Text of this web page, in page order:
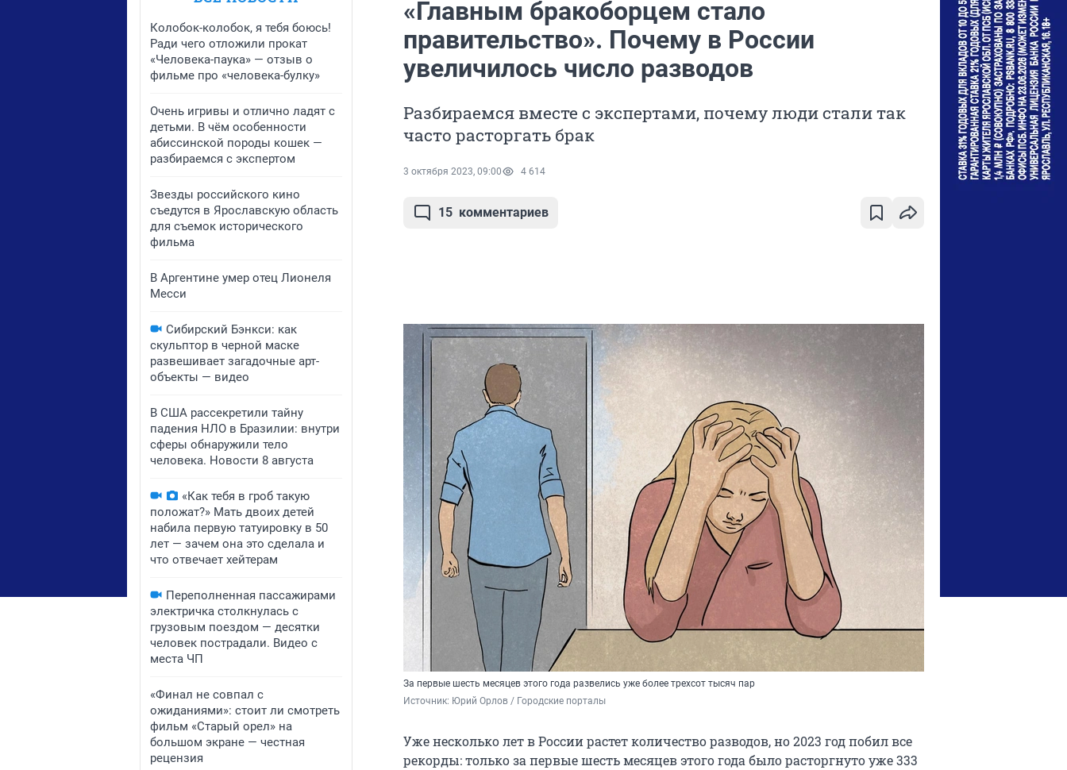
Колобок-колобок, я тебя боюсь!
Ради чего отложили прокат
«Человека-паука» — отзыв о
фильме про «человека-булку»
Очень игривы и отлично ладят с
детьми. В чём особенности
абиссинской породы кошек —
разбираемся с экспертом
Звезды российского кино
съедутся в Ярославскую область
для съемок исторического
фильма
В Аргентине умер отец Лионеля
Месси
Сибирский Бэнкси: как
скульптор в черной маске
развешивает загадочные арт-
объекты — видео
В США рассекретили тайну
падения НЛО в Бразилии: внутри
сферы обнаружили тело
человека. Новости 8 августа
«Как тебя в гроб такую
положат?» Мать двоих детей
набила первую татуировку в 50
лет — зачем она это сделала и
что отвечает хейтерам
Переполненная пассажирами
электричка столкнулась с
грузовым поездом — десятки
человек пострадали. Видео с
места ЧП
«Финал не совпал с
ожиданиями»: стоит ли смотреть
фильм «Старый орел» на
большом экране — честная
рецензия
«Главным бракоборцем стало
правительство». Почему в России
увеличилось число разводов
Разбираемся вместе с экспертами, почему люди стали так
часто расторгать брак
3 октября 2023, 09:00 4 614
15 комментариев
За первые шесть месяцев этого года развелись уже более трехсот тысяч пар
Источник: Юрий Орлов / Городские порталы
Уже несколько лет в России растет количество разводов, но 2023 год побил все
рекорды: только за первые шесть месяцев этого года было расторгнуто уже 333